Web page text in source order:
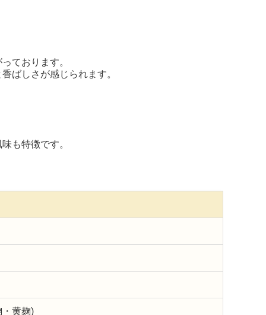
ております。
ばしさが感じられます。
も特徴です。
・黄麹)